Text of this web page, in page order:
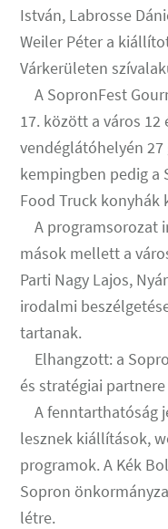
István, Labrosse
Weiler Péter a
Várkerületen
A SopronFest
17. között a város 12
vendéglátóhelyén
kempingben pedig a
Food Truck
A programsorozat
mások mellett a
Parti Nagy Lajos,
irodalmi
tartanak.
Elhangzott: a
és stratégiai
A fenntarthatóság
lesznek kiállítások,
programok. A Kék
Sopron
létre.